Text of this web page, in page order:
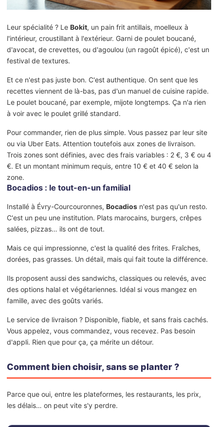
Leur spécialité ? Le Bokit, un pain frit antillais, moelleux à
l'intérieur, croustillant à l'extérieur. Garni de poulet boucané,
d'avocat, de crevettes, ou d'agoulou (un ragoût épicé), c'est un
festival de textures.
Et ce n'est pas juste bon. C'est authentique. On sent que les
recettes viennent de là-bas, pas d'un manuel de cuisine rapide.
Le poulet boucané, par exemple, mijote longtemps. Ça n'a rien
à voir avec le poulet grillé standard.
Pour commander, rien de plus simple. Vous passez par leur site
ou via Uber Eats. Attention toutefois aux zones de livraison.
Trois zones sont définies, avec des frais variables : 2 €, 3 € ou 4
€. Et un montant minimum requis, entre 10 € et 40 € selon la
zone.
Bocadios : le tout-en-un familial
Installé à Évry-Courcouronnes, Bocadios n'est pas qu'un resto.
C'est un peu une institution. Plats marocains, burgers, crêpes
salées, pizzas… ils ont de tout.
Mais ce qui impressionne, c'est la qualité des frites. Fraîches,
dorées, pas grasses. Un détail, mais qui fait toute la différence.
Ils proposent aussi des sandwichs, classiques ou relevés, avec
des options halal et végétariennes. Idéal si vous mangez en
famille, avec des goûts variés.
Le service de livraison ? Disponible, fiable, et sans frais cachés.
Vous appelez, vous commandez, vous recevez. Pas besoin
d'appli. Rien que pour ça, ça mérite un détour.
Comment bien choisir, sans se planter ?
Parce que oui, entre les plateformes, les restaurants, les prix,
les délais… on peut vite s'y perdre.